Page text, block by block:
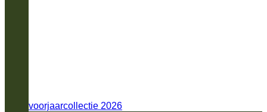
voorjaarcollectie 2026